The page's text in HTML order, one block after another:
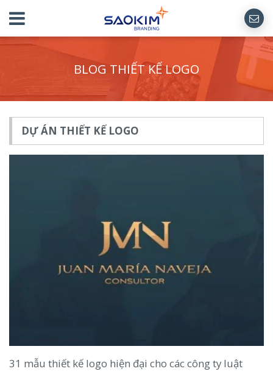
BLOG THIẾT KẾ LOGO
DỰ ÁN THIẾT KẾ LOGO
31 mẫu thiết kế logo hiện đại cho các công ty luật